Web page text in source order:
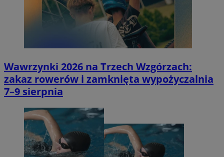
Wawrzynki 2026 na Trzech Wzgórzach:
zakaz rowerów i zamknięta wypożyczalnia
7–9 sierpnia